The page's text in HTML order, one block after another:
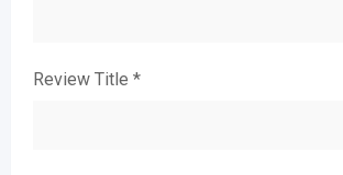
Review Title *